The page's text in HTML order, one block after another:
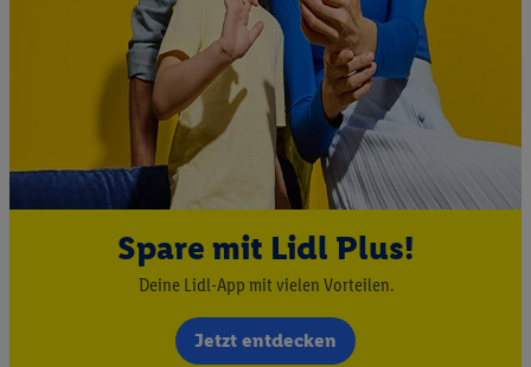
Spare mit Lidl Plus!
Deine Lidl-App mit vielen Vorteilen.
Jetzt entdecken